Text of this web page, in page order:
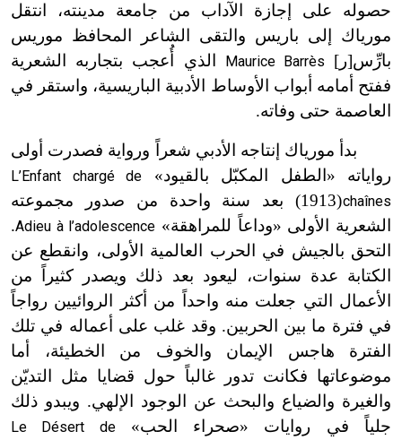
حصوله على إجازة الآداب من جامعة مدينته، انتقل
مورياك إلى باريس والتقى الشاعر المحافظ موريس
بارِّس[ر] Maurice Barrès
الذي أُعجب بتجاربه الشعرية
ففتح أمامه أبواب الأوساط الأدبية الباريسية، واستقر في
العاصمة حتى وفاته.
بدأ مورياك إنتاجه الأدبي شعراً ورواية فصدرت أولى
رواياته «الطفل المكبّل بالقيود» L’Enfant chargé de
chaînes
(1913) بعد سنة واحدة من صدور مجموعته
الشعرية الأولى «وداعاً للمراهقة» Adieu à l’adolescence
.
التحق بالجيش في الحرب العالمية الأولى، وانقطع عن
الكتابة عدة سنوات، ليعود بعد ذلك ويصدر كثيراً من
الأعمال التي جعلت منه واحداً من أكثر الروائيين رواجاً
في فترة ما بين الحربين. وقد غلب على أعماله في تلك
الفترة هاجس الإيمان والخوف من الخطيئة، أما
موضوعاتها فكانت تدور غالباً حول قضايا مثل التديّن
والغيرة والضياع والبحث عن الوجود الإلهي. ويبدو ذلك
جلياً في روايات «صحراء الحب»Le Désert de